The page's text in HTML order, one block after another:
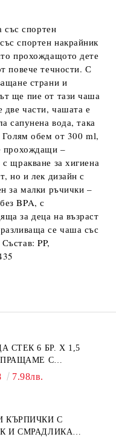
спортен
спортен накрайник
прохождащото дете
повече течности. С
страни и
ще пие от тази чаша
две части, чашата е
сапунена вода, така
обем от 300 ml,
прохождащи –
щракване за хигиена
но и лек дизайн с
за малки ръчички –
BPA, с
за деца на възраст
се чаша със
PP,
СТЕК 6 БР. Х 1,5
С
7.98лв.
И СМРАДЛИКА